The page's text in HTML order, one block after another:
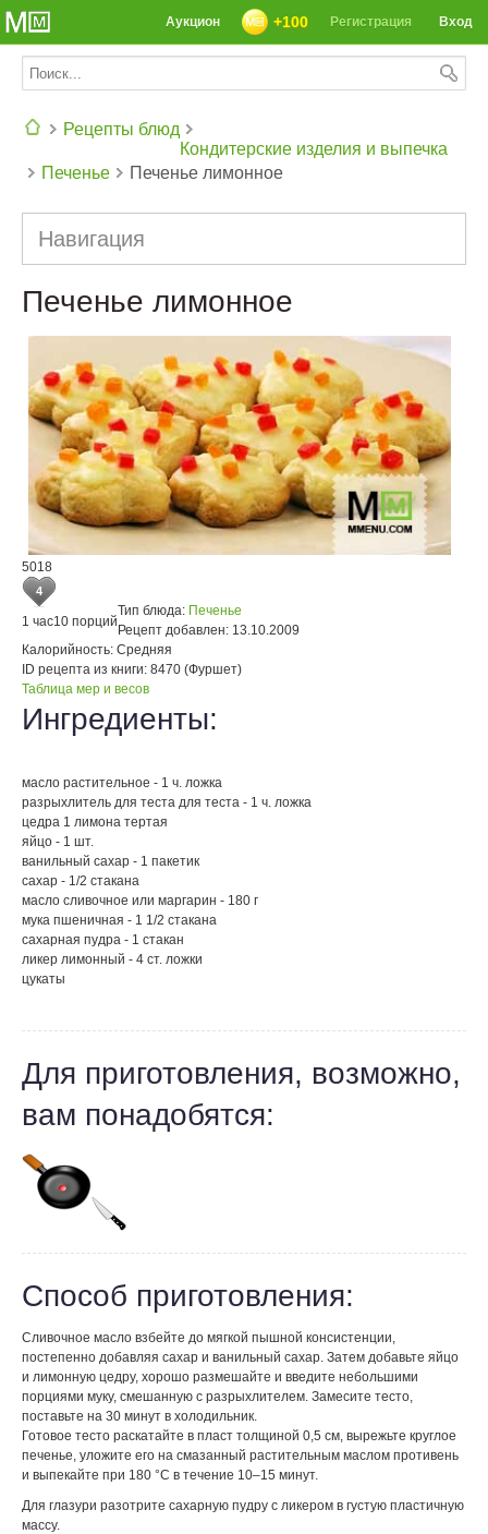
СЕГОДНЯ: 39142 РЕЦЕПТА
Вход
Регистрация
+100
Аукцион
Рецепты блюд
Кондитерские изделия и выпечка
Печенье
Печенье лимонное
Навигация
Печенье лимонное
5018
4
1 час10 порций
Тип блюда: Печенье
Рецепт добавлен: 13.10.2009
Калорийность: Средняя
ID рецепта из книги: 8470 (Фуршет)
Таблица мер и весов
Ингредиенты:
масло растительное - 1 ч. ложка
разрыхлитель для теста для теста - 1 ч. ложка
цедра 1 лимона тертая
яйцо - 1 шт.
ванильный сахар - 1 пакетик
сахар - 1/2 стакана
масло сливочное или маргарин - 180 г
мука пшеничная - 1 1/2 стакана
сахарная пудра - 1 стакан
ликер лимонный - 4 ст. ложки
цукаты
Для приготовления, возможно,
вам понадобятся:
Способ приготовления:
Сливочное масло взбейте до мягкой пышной консистенции,
постепенно добавляя сахар и ванильный сахар. Затем добавьте яйцо
и лимонную цедру, хорошо размешайте и введите небольшими
порциями муку, смешанную с разрыхлителем. Замесите тесто,
поставьте на 30 минут в холодильник.
Готовое тесто раскатайте в пласт толщиной 0,5 см, вырежьте круглое
печенье, уложите его на смазанный растительным маслом противень
и выпекайте при 180 °С в течение 10–15 минут.
Для глазури разотрите сахарную пудру с ликером в густую пластичную
массу.